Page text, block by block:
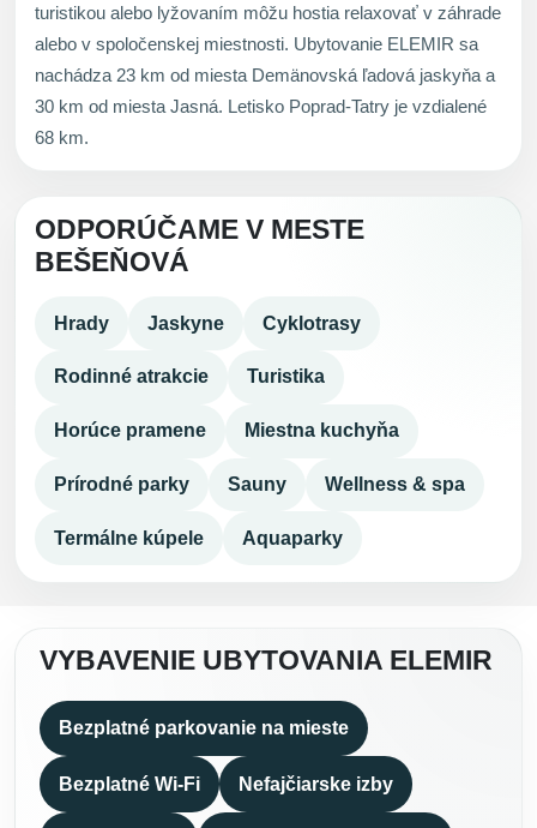
turistikou alebo lyžovaním môžu hostia relaxovať v záhrade
alebo v spoločenskej miestnosti. Ubytovanie ELEMIR sa
nachádza 23 km od miesta Demänovská ľadová jaskyňa a
30 km od miesta Jasná. Letisko Poprad-Tatry je vzdialené
68 km.
ODPORÚČAME V MESTE
BEŠEŇOVÁ
Hrady Jaskyne Cyklotrasy
Rodinné atrakcie Turistika
Horúce pramene Miestna kuchyňa
Prírodné parky Sauny Wellness & spa
Termálne kúpele Aquaparky
VYBAVENIE UBYTOVANIA ELEMIR
Bezplatné parkovanie na mieste
Bezplatné Wi-Fi Nefajčiarske izby